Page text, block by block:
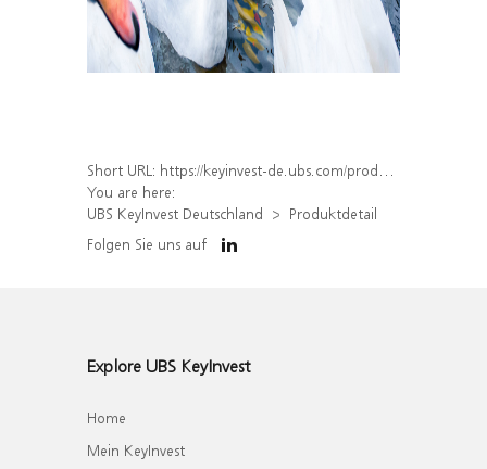
Short URL: https://keyinvest-de.ubs.com/produkt/detail/index/isin/DE000UK4F2M3
You are here:
UBS KeyInvest Deutschland
Produktdetail
Folgen Sie uns auf
Explore UBS KeyInvest
Home
Mein KeyInvest